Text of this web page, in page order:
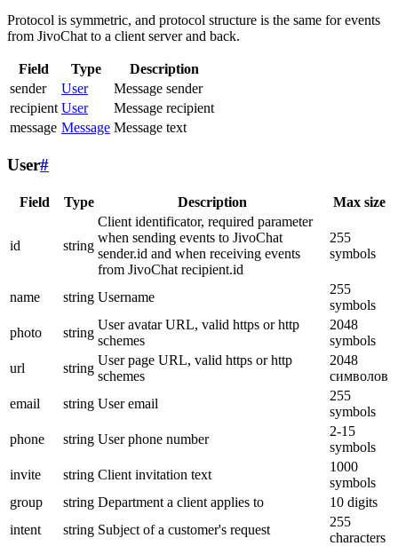
Protocol is symmetric, and protocol structure is the same for events
from JivoChat to a client server and back.
Field Type
Description
sender
User
Message sender
recipient User
Message recipient
message Message Message text
User#
Field Type Description Max size
id string
Client identificator, required parameter
when sending events to JivoChat
sender.id and when receiving events
from JivoChat recipient.id
255
symbols
name string Username
255
symbols
photo
string
User avatar URL, valid https or http
schemes
2048
symbols
url
string
User page URL, valid https or http
schemes
2048
символов
email
string User email
255
symbols
phone
string User phone number
2-15
symbols
invite
string Client invitation text
1000
symbols
group
string Department a client applies to
10 digits
intent
string Subject of a customer's request
255
characters